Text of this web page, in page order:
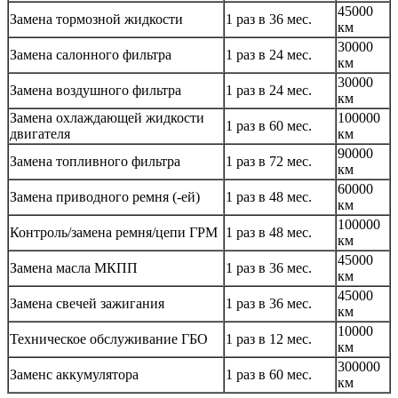
Замена тормозной жидкости
1 раз в 36 мес.
45000
км
Замена салонного фильтра
1 раз в 24 мес.
30000
км
Замена воздушного фильтра
1 раз в 24 мес.
30000
км
Замена охлаждающей жидкости
двигателя
1 раз в 60 мес.
100000
км
Замена топливного фильтра
1 раз в 72 мес.
90000
км
Замена приводного ремня (-ей)
1 раз в 48 мес.
60000
км
Контроль/замена ремня/цепи ГРМ 1 раз в 48 мес.
100000
км
Замена масла МКПП
1 раз в 36 мес.
45000
км
Замена свечей зажигания
1 раз в 36 мес.
45000
км
Техническое обслуживание ГБО
1 раз в 12 мес.
10000
км
Заменс аккумулятора
1 раз в 60 мес.
300000
км